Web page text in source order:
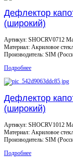
Дефлектор
(широкий)
Артикул: SHOCRV0712
Материал: Акриловое
Производитель: SIM
Подробнее
Дефлектор
(широкий)
Артикул: SHOCRV1012
Материал: Акриловое
Производитель: SIM
Подробнее